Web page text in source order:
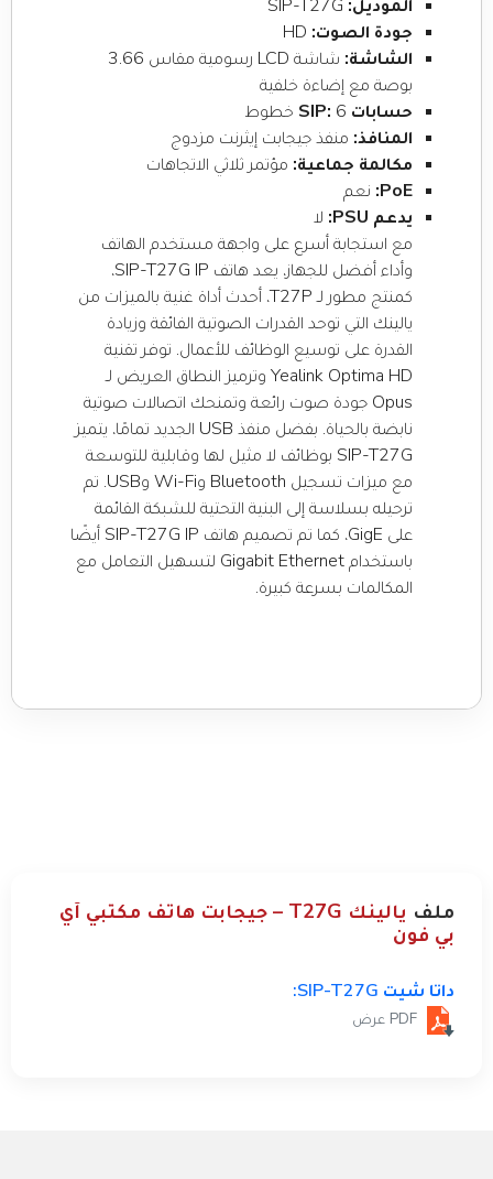
الموديل:
جودة الصوت:
الشاشة:
شاشة LCD رسومية مقاس 3.66
بوصة مع إضاءة خلفية
حسابات SIP: 6 خطوط
المنافذ: منفذ جيجابت إيثرنت مزدوج
مكالمة جماعية: مؤتمر ثلاثي الاتجاهات
PoE: نعم
يدعم PSU:
لا
مع استجابة أسرع على واجهة مستخدم الهاتف
وأداء أفضل للجهاز، يعد هاتف SIP-T27G IP،
كمنتج مطور لـ T27P، أحدث أداة غنية بالميزات من
يالينك التي توحد القدرات الصوتية الفائقة وزيادة
القدرة على توسيع الوظائف للأعمال. توفر تقنية
Yealink Optima HD وترميز النطاق العريض لـ
Opus جودة صوت رائعة وتمنحك اتصالات صوتية
نابضة بالحياة. بفضل منفذ USB الجديد تمامًا، يتميز
SIP-T27G بوظائف لا مثيل لها وقابلية للتوسعة
مع ميزات تسجيل Bluetooth وWi-Fi وUSB. تم
ترحيله بسلاسة إلى البنية التحتية للشبكة القائمة
على GigE، كما تم تصميم هاتف SIP-T27G IP أيضًا
باستخدام Gigabit Ethernet لتسهيل التعامل مع
المكالمات بسرعة كبيرة.
ملف
يالينك T27G – جيجابت هاتف مكتبي آي
بي فون
داتا شيت SIP-T27G: